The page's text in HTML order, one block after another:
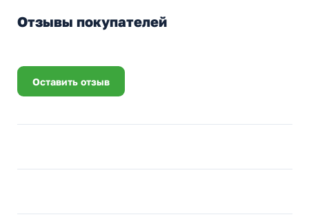
Отзывы покупателей
Оставить отзыв